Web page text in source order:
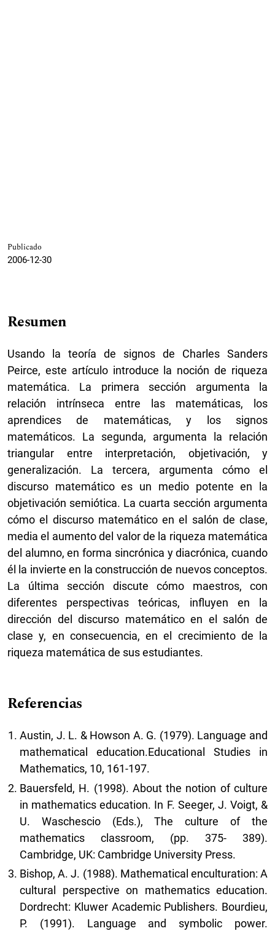
Publicado
2006-12-30
Resumen
Usando la teoría de signos de Charles Sanders
Peirce, este artículo introduce la noción de riqueza
matemática. La primera sección argumenta la
relación intrínseca entre las matemáticas, los
aprendices de matemáticas, y los signos
matemáticos. La segunda, argumenta la relación
triangular entre interpretación, objetivación, y
generalización. La tercera, argumenta cómo el
discurso matemático es un medio potente en la
objetivación semiótica. La cuarta sección argumenta
cómo el discurso matemático en el salón de clase,
media el aumento del valor de la riqueza matemática
del alumno, en forma sincrónica y diacrónica, cuando
él la invierte en la construcción de nuevos conceptos.
La última sección discute cómo maestros, con
diferentes perspectivas teóricas, influyen en la
dirección del discurso matemático en el salón de
clase y, en consecuencia, en el crecimiento de la
riqueza matemática de sus estudiantes.
Referencias
Austin, J. L. & Howson A. G. (1979). Language and
mathematical education.Educational Studies in
Mathematics, 10, 161-197.
Bauersfeld, H. (1998). About the notion of culture
in mathematics education. In F. Seeger, J. Voigt, &
U. Waschescio (Eds.), The culture of the
mathematics classroom, (pp. 375- 389).
Cambridge, UK: Cambridge University Press.
Bishop, A. J. (1988). Mathematical enculturation: A
cultural perspective on mathematics education.
Dordrecht: Kluwer Academic Publishers. Bourdieu,
P. (1991). Language and symbolic power.